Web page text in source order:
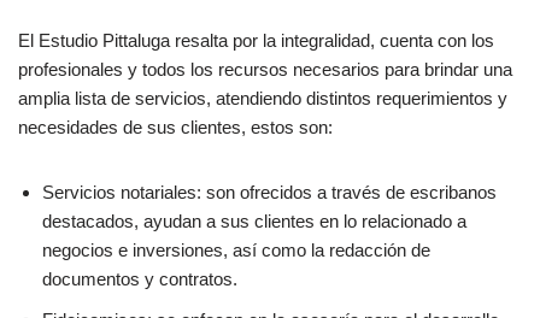
El Estudio Pittaluga resalta por la integralidad, cuenta con los
profesionales y todos los recursos necesarios para brindar una
amplia lista de servicios, atendiendo distintos requerimientos y
necesidades de sus clientes, estos son:
Servicios notariales: son ofrecidos a través de escribanos
destacados, ayudan a sus clientes en lo relacionado a
negocios e inversiones, así como la redacción de
documentos y contratos.